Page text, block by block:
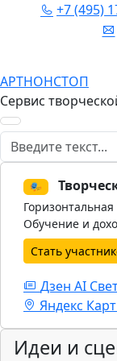
+7 (495)
АРТНОНСТОП
Сервис
Поиск
🎭
Горизонтальная
Обучение и
Стать
Дзен AI
Яндекс
Идеи и